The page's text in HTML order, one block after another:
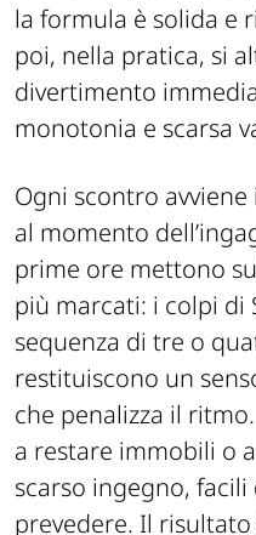
la formula è solida e
poi, nella pratica, si
divertimento
monotonia e scarsa
Ogni scontro avviene
al momento
prime ore mettono
più marcati: i colpi di
sequenza di tre o
restituiscono un
che penalizza il
a restare immobili o
scarso ingegno,
prevedere. Il